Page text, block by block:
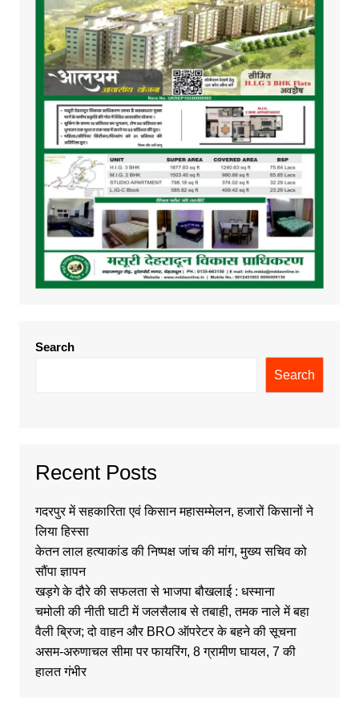
Search
Search
Recent Posts
गदरपुर में सहकारिता एवं किसान महासम्मेलन, हजारों किसानों ने
लिया हिस्सा
केतन लाल हत्याकांड की निष्पक्ष जांच की मांग, मुख्य सचिव को
सौंपा ज्ञापन
खड़गे के दौरे की सफलता से भाजपा बौखलाई : धस्माना
चमोली की नीती घाटी में जलसैलाब से तबाही, तमक नाले में बहा
वैली ब्रिज; दो वाहन और BRO ऑपरेटर के बहने की सूचना
असम-अरुणाचल सीमा पर फायरिंग, 8 ग्रामीण घायल, 7 की
हालत गंभीर